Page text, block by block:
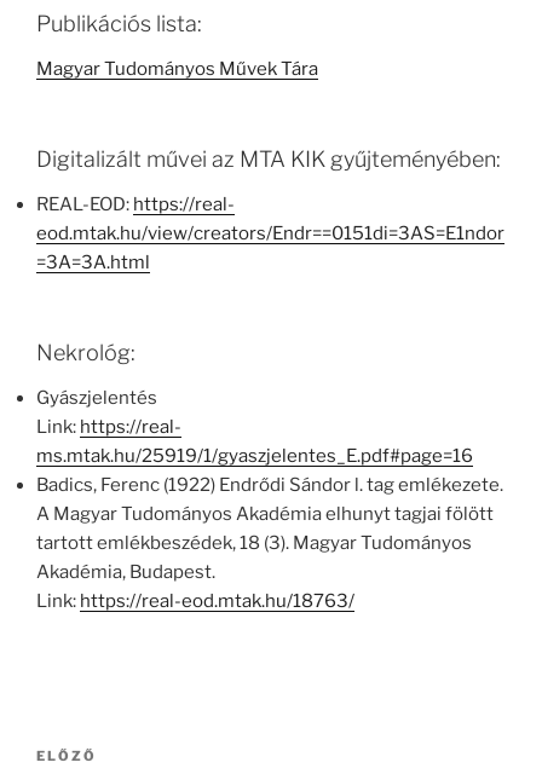
Publikációs lista:
Magyar Tudományos Művek Tára
Digitalizált művei az MTA KIK gyűjteményében:
REAL-EOD: https://real-
eod.mtak.hu/view/creators/Endr==0151di=3AS=E1ndor
=3A=3A.html
Nekrológ:
Gyászjelentés
Link: https://real-
ms.mtak.hu/25919/1/gyaszjelentes_E.pdf#page=16
Badics, Ferenc (1922) Endrődi Sándor l. tag emlékezete.
A Magyar Tudományos Akadémia elhunyt tagjai fölött
tartott emlékbeszédek, 18 (3). Magyar Tudományos
Akadémia, Budapest.
Link: https://real-eod.mtak.hu/18763/
Bejegyzés
Korábbi
ELŐZŐ